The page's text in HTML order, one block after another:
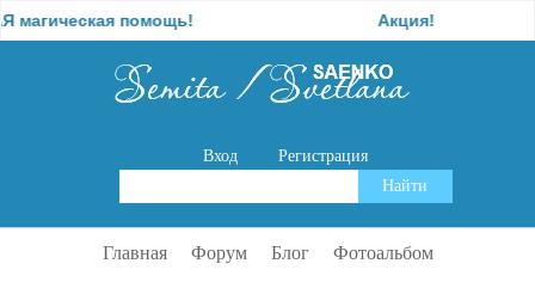
помощь! Акция!
Вход Регистрация
Главная Форум Блог Фотоальбом